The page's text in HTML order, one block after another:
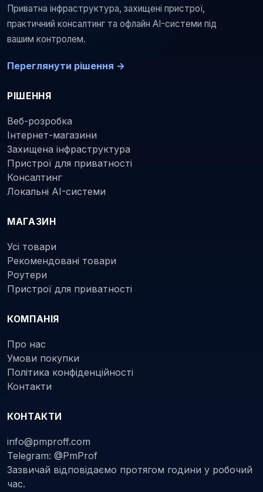
Приватна інфраструктура, захищені пристрої,
практичний консалтинг та офлайн AI-системи під
вашим контролем.
Переглянути рішення →
РІШЕННЯ
Веб-розробка
Інтернет-магазини
Захищена інфраструктура
Пристрої для приватності
Консалтинг
Локальні AI-системи
МАГАЗИН
Усі товари
Рекомендовані товари
Роутери
Пристрої для приватності
КОМПАНІЯ
Про нас
Умови покупки
Політика конфіденційності
Контакти
КОНТАКТИ
info@pmproff.com
Telegram: @PmProf
Зазвичай відповідаємо протягом години у робочий
час.